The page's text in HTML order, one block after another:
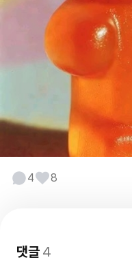
4 8
댓글4